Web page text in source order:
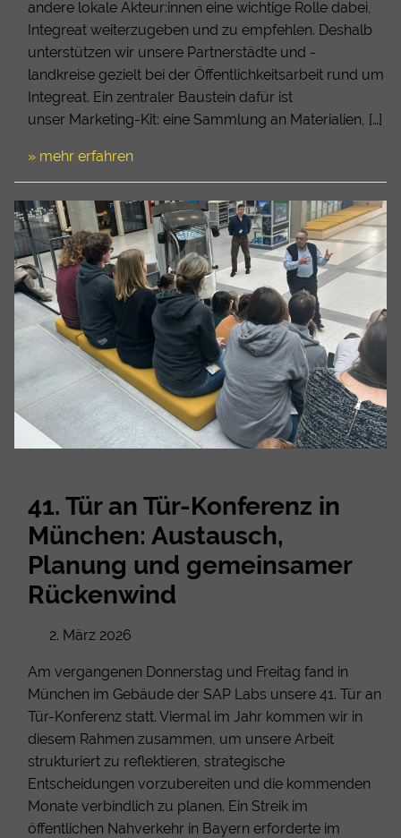
andere lokale Akteur:innen eine wichtige Rolle dabei,
Integreat weiterzugeben und zu empfehlen. Deshalb
unterstützen wir unsere Partnerstädte und -
landkreise gezielt bei der Öffentlichkeitsarbeit rund um
Integreat. Ein zentraler Baustein dafür ist
unser Marketing-Kit: eine Sammlung an Materialien, […]
» mehr erfahren
41. Tür an Tür-Konferenz in
München: Austausch,
Planung und gemeinsamer
Rückenwind
2. März 2026
Am vergangenen Donnerstag und Freitag fand in
München im Gebäude der SAP Labs unsere 41. Tür an
Tür-Konferenz statt. Viermal im Jahr kommen wir in
diesem Rahmen zusammen, um unsere Arbeit
strukturiert zu reflektieren, strategische
Entscheidungen vorzubereiten und die kommenden
Monate verbindlich zu planen. Ein Streik im
öffentlichen Nahverkehr in Bayern erforderte im